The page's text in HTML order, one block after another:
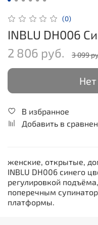
(0)
INBLU DH006
2 806 руб.
3 099
В избранное
Добавить в
женские, открытые,
INBLU DH006 синего
регулировкой
поперечным
платформы.